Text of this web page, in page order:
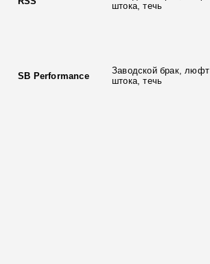
штока, течь
SB Performance
Заводской брак, люфт
штока, течь